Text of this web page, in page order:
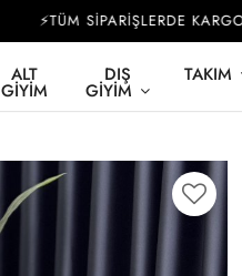
⚡TÜM SİPARİŞLERDE KARGO
ALT
GIYIM
DIŞ
GIYIM
TAKIM